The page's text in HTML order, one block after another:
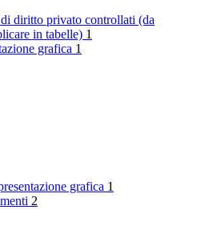
diritto privato controllati (da
in tabelle) 1
grafica 1
grafica 1
2